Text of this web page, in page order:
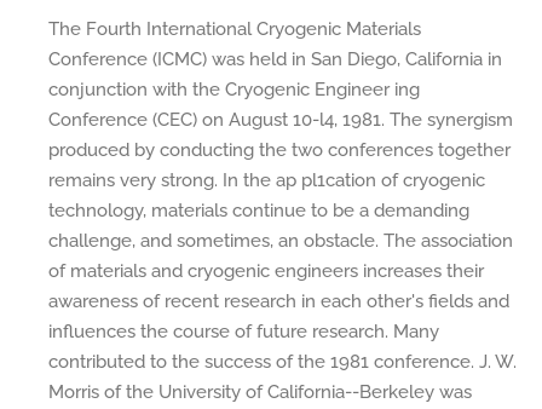
The Fourth International Cryogenic Materials
Conference (ICMC) was held in San Diego, California in
conjunction with the Cryogenic Engineer ing
Conference (CEC) on August 10-l4, 1981. The synergism
produced by conducting the two conferences together
remains very strong. In the ap pl1cation of cryogenic
technology, materials continue to be a demanding
challenge, and sometimes, an obstacle. The association
of materials and cryogenic engineers increases their
awareness of recent research in each other's fields and
influences the course of future research. Many
contributed to the success of the 1981 conference. J. W.
Morris of the University of California--Berkeley was